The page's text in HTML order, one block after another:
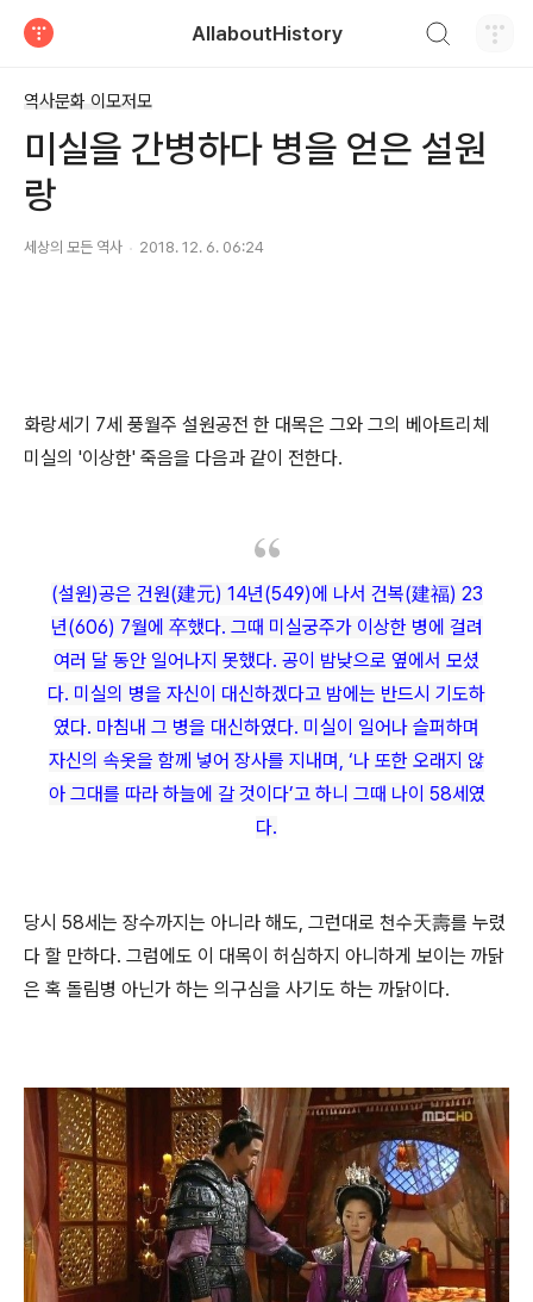
AllaboutHistory
역사문화 이모저모
미실을 간병하다 병을 얻은 설원
랑
세상의 모든 역사 2018. 12. 6. 06:24
화랑세기 7세 풍월주 설원공전 한 대목은 그와 그의 베아트리체
미실의 '이상한' 죽음을 다음과 같이 전한다.
(설원)공은 건원(建元) 14년(549)에 나서 건복(建福) 23
년(606) 7월에 卒했다. 그때 미실궁주가 이상한 병에 걸려
여러 달 동안 일어나지 못했다. 공이 밤낮으로 옆에서 모셨
다. 미실의 병을 자신이 대신하겠다고 밤에는 반드시 기도하
였다. 마침내 그 병을 대신하였다. 미실이 일어나 슬퍼하며
자신의 속옷을 함께 넣어 장사를 지내며, ‘나 또한 오래지 않
아 그대를 따라 하늘에 갈 것이다’고 하니 그때 나이 58세였
다.
당시 58세는 장수까지는 아니라 해도, 그런대로 천수天壽를 누렸
다 할 만하다. 그럼에도 이 대목이 허심하지 아니하게 보이는 까닭
은 혹 돌림병 아닌가 하는 의구심을 사기도 하는 까닭이다.